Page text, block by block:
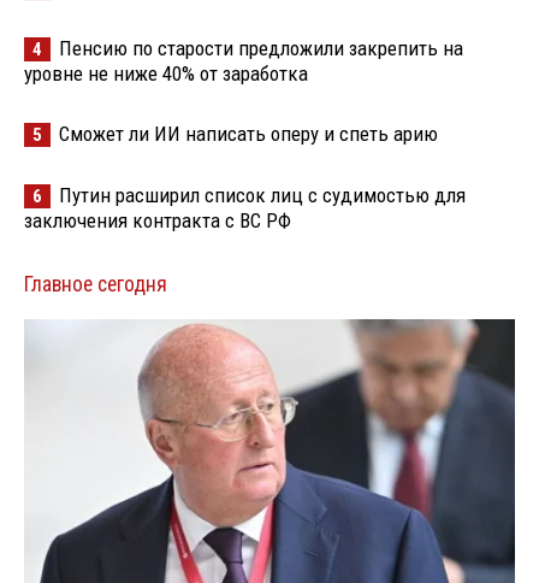
4
Пенсию по старости предложили закрепить на
уровне не ниже 40% от заработка
5 Сможет ли ИИ написать оперу и спеть арию
6
Путин расширил список лиц с судимостью для
заключения контракта с ВС РФ
Главное сегодня